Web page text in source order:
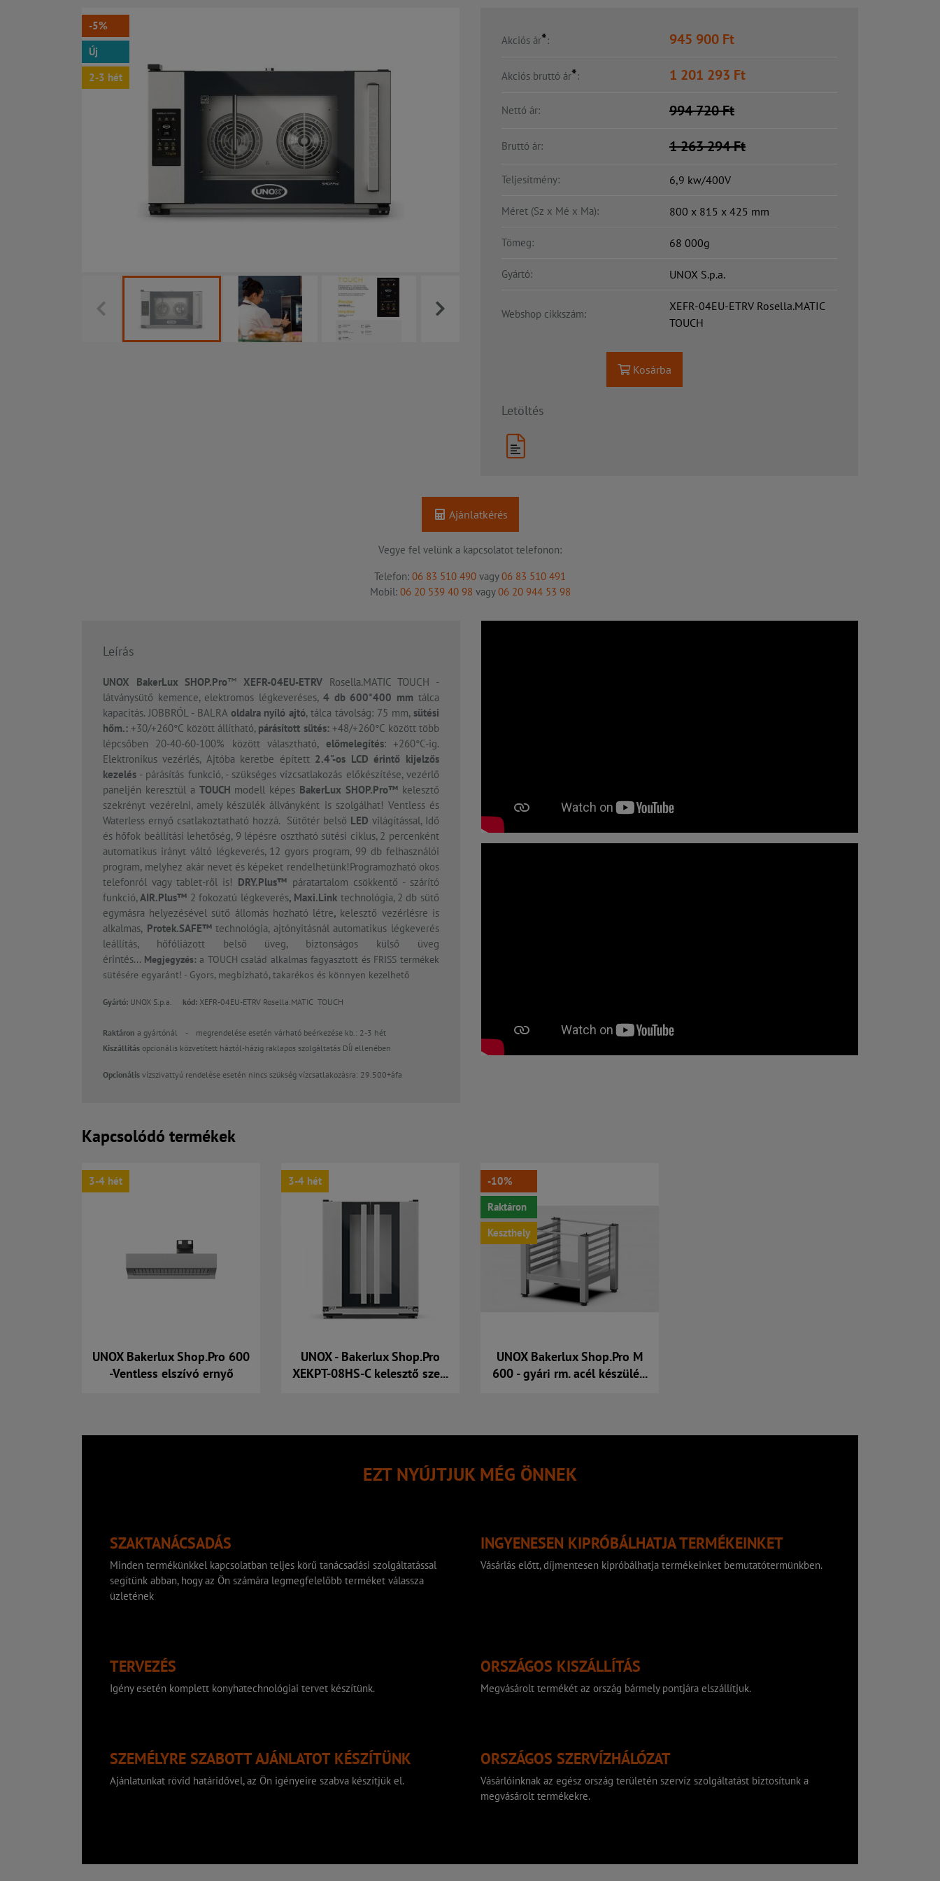
-5%
Új
2-3 hét
Akciós ár*: 945 900 Ft
Akciós bruttó ár*: 1 201 293 Ft
Nettó ár: 994 720Ft
Bruttó ár: 1 263 294Ft
Teljesítmény: 6,9 kw/400V
Méret (Sz x Mé x Ma): 800 x 815 x 425 mm
Tömeg: 68 000g
Gyártó: UNOX S.p.a.
Webshop cikkszám:
XEFR-04EU-ETRV Rosella.MATIC
TOUCH
Kosárba
Letöltés
Ajánlatkérés
Vegye fel velünk a kapcsolatot telefonon:
Telefon: 06 83 510 490 vagy06 83 510 491
Mobil: 06 20 539 40 98 vagy06 20 944 53 98
Leírás
UNOX BakerLux SHOP.Pro™ XEFR-04EU-ETRVRosella.MATIC TOUCH -
látványsütő kemence, elektromos légkeveréses, 4 db 600*400 mm tálca
kapacitás. JOBBRÓL - BALRA oldalra nyíló ajtó, tálca távolság: 75 mm, sütési
hőm.: +30/+260°C között állítható, párásított sütés:+48/+260°C között több
lépcsőben 20-40-60-100% között választható, előmelegítés: +260°C-ig.
Elektronikus vezérlés, Ajtóba keretbe épített 2.4"-os LCD érintő kijelzős
kezelés - párásítás funkció, - szükséges vízcsatlakozás előkészítése, vezérlő
paneljén keresztül a TOUCH modell képes BakerLux SHOP.Pro™ kelesztő
szekrényt vezérelni, amely készülék állványként is szolgálhat! Ventless és
Waterless ernyő csatlakoztatható hozzá. Sütőtér belső LED világítással, Idő
és hőfok beállítási lehetőség, 9 lépésre osztható sütési ciklus, 2 percenként
automatikus irányt váltó légkeverés, 12 gyors program, 99 db felhasználói
program, melyhez akár nevet és képeket rendelhetünk!Programozható okos
telefonról vagy tablet-ről is! DRY.Plus™ páratartalom csökkentő - szárító
funkció,AIR.Plus™ 2 fokozatú légkeverés, Maxi.Link technológia, 2 db sütő
egymásra helyezésével sütő állomás hozható létre, kelesztő vezérlésre is
alkalmas, Protek.SAFE™technológia, ajtónyitásnál automatikus légkeverés
leállítás, hőfóliázott belső üveg, biztonságos külső üveg
érintés... Megjegyzés: a TOUCH család alkalmas fagyasztott és FRISS termékek
sütésére egyaránt! - Gyors, megbízható, takarékos és könnyen kezelhető
Gyártó: UNOX S.p.a. kód: XEFR-04EU-ETRV Rosella.MATIC TOUCH
Raktáron a gyártónál -
megrendelése esetén várható beérkezése kb.: 2-3 hét
Kiszállítás opcionális közvetített háztól-házig raklapos szolgáltatás DÍJ ellenében
Opcionális vízszivattyú rendelése esetén nincs szükség vízcsatlakozásra: 29.500+áfa
Kapcsolódó termékek
3-4 hét
UNOX Bakerlux Shop.Pro 600
-Ventless elszívó ernyő
Kosárba
3-4 hét
UNOX - Bakerlux Shop.Pro
XEKPT-08HS-C kelesztő sze...
Kosárba
-10%
Raktáron
Keszthely
UNOX Bakerlux Shop.Pro M
600 - gyári rm. acél készülé...
Kosárba
EZT NYÚJTJUK MÉG ÖNNEK
SZAKTANÁCSADÁS
Minden termékünkkel kapcsolatban teljes körű tanácsadási szolgáltatással
segítünk abban, hogy az Ön számára legmegfelelőbb terméket válassza
üzletének
INGYENESEN KIPRÓBÁLHATJA TERMÉKEINKET
Vásárlás előtt, díjmentesen kipróbálhatja termékeinket bemutatótermünkben.
TERVEZÉS
Igény esetén komplett konyhatechnológiai tervet készítünk.
ORSZÁGOS KISZÁLLÍTÁS
Megvásárolt termékét az ország bármely pontjára elszállítjuk.
SZEMÉLYRE SZABOTT AJÁNLATOT KÉSZÍTÜNK
Ajánlatunkat rövid határidővel, az Ön igényeire szabva készítjük el.
ORSZÁGOS SZERVÍZHÁLÓZAT
Vásárlóinknak az egész ország területén szervíz szolgáltatást biztosítunk a
megvásárolt termékekre.